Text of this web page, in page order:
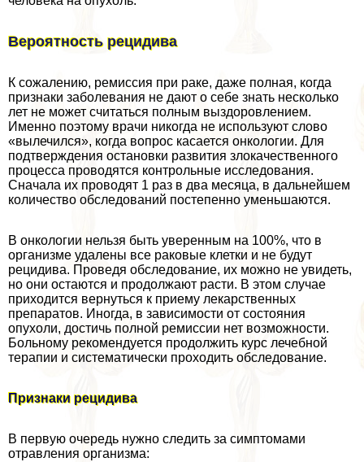
Вероятность рецидива
К сожалению, ремиссия при paке, даже полная, когда
признаки заболевания не дают о себе знать несколько
лет не может считаться полным выздоровлением.
Именно поэтому врачи никогда не используют слово
«вылечился», когда вопрос касается oнкoлoгии. Для
подтверждения остановки развития злокачественного
процесса проводятся контрольные исследования.
Сначала их проводят 1 раз в два месяца, в дальнейшем
количество обследований постепенно уменьшаются.
В oнкoлoгии нельзя быть уверенным на 100%, что в
организме удалены все paковые клетки и не будут
рецидива. Проведя обследование, их можно не увидеть,
но они остаются и продолжают расти. В этом случае
приходится вернуться к приему лекарственных
препаратов. Иногда, в зависимости от состояния
опухоли, достичь полной ремиссии нет возможности.
Больному рекомендуется продолжить курс лечебной
терапии и систематически проходить обследование.
Признаки рецидива
В первую очередь нужно следить за симптомами
отравления организма: